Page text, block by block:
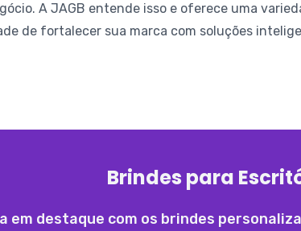
A JAGB entende isso e oferece uma
de fortalecer sua marca com soluções
Brindes para
em destaque com os brindes